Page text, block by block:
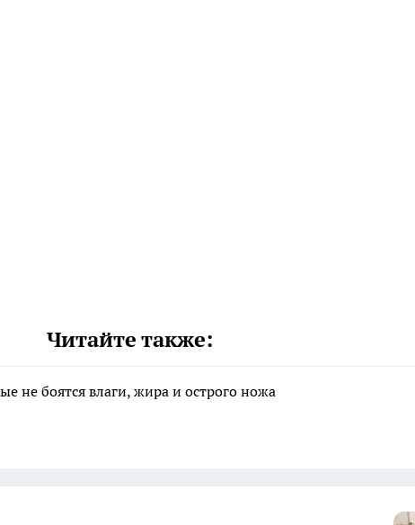
Читайте также:
не боятся влаги, жира и острого ножа